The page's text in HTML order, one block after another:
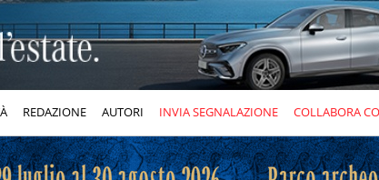
REDAZIONE AUTORI INVIA SEGNALAZIONE COLLABORA